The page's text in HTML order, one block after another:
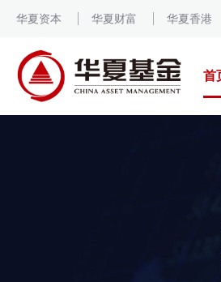
华夏资本 华夏财富 华夏香港
首